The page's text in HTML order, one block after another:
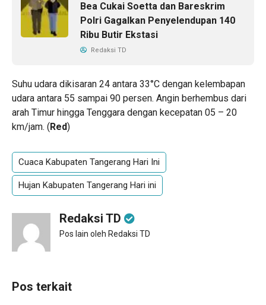
Bea Cukai Soetta dan Bareskrim
Polri Gagalkan Penyelendupan 140
Ribu Butir Ekstasi
Redaksi TD
Suhu udara dikisaran 24 antara 33°C dengan kelembapan
udara antara 55 sampai 90 persen. Angin berhembus dari
arah Timur hingga Tenggara dengan kecepatan 05 – 20
km/jam. (Red)
Cuaca Kabupaten Tangerang Hari Ini
Hujan Kabupaten Tangerang Hari ini
Redaksi TD
Pos lain oleh Redaksi TD
Pos terkait